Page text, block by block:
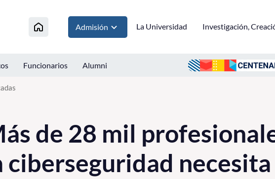
Admisión La Universidad Investigación,
Funcionarios Alumni
de 28 mil
ciberseguridad